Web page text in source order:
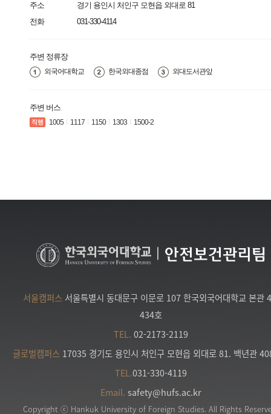
주소
경기 용인시 처인구 모현읍 외대로 81
전화
031-330-4114
주변 정류장
외국어대학교 한국외대종점 외대도서관앞
주변 버스
1005 1117 1150 1303 1500-2
안전보건관리팀
서울캠퍼스 서울특별시 동대문구 이문로 107 한국외국어대학교 본관
434호
TEL. 02-2173-2119
글로벌캠퍼스 17035 경기도 용인시 처인구 모현읍 외대로 81. 백년관
TEL.031-330-4119
Email. safety@hufs.ac.kr
Copyright ⓒ Hankuk University of Foreign Studies. All Rights